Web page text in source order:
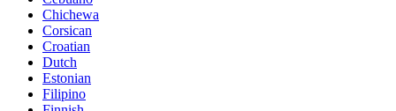
Chichewa
Corsican
Croatian
Dutch
Estonian
Filipino